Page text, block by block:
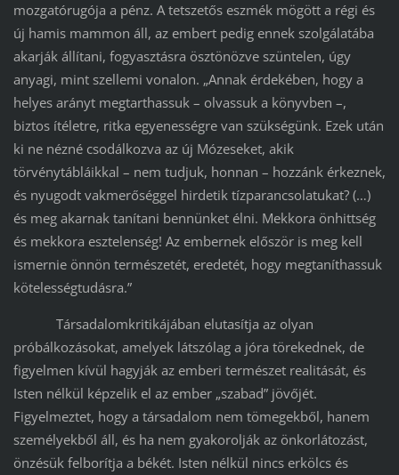
mozgatórugója a pénz. A tetszetős eszmék mögött a régi és
új hamis mammon áll, az embert pedig ennek szolgálatába
akarják állítani, fogyasztásra ösztönözve szüntelen, úgy
anyagi, mint szellemi vonalon. „Annak érdekében, hogy a
helyes arányt megtarthassuk – olvassuk a könyvben –,
biztos ítéletre, ritka egyenességre van szükségünk. Ezek után
ki ne nézné csodálkozva az új Mózeseket, akik
törvénytábláikkal – nem tudjuk, honnan – hozzánk érkeznek,
és nyugodt vakmerőséggel hirdetik tízparancsolatukat? (…)
és meg akarnak tanítani bennünket élni. Mekkora önhittség
és mekkora esztelenség! Az embernek először is meg kell
ismernie önnön természetét, eredetét, hogy megtaníthassuk
kötelességtudásra.”
Társadalomkritikájában elutasítja az olyan
próbálkozásokat, amelyek látszólag a jóra törekednek, de
figyelmen kívül hagyják az emberi természet realitását, és
Isten nélkül képzelik el az ember „szabad” jövőjét.
Figyelmeztet, hogy a társadalom nem tömegekből, hanem
személyekből áll, és ha nem gyakorolják az önkorlátozást,
önzésük felborítja a békét. Isten nélkül nincs erkölcs és